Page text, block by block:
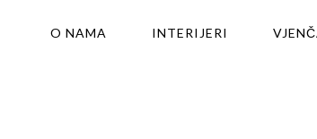
O NAMA INTERIJERI